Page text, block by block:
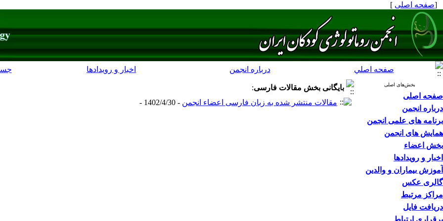
[صفحه اصلی ]
صفحه اصلي درباره انجمن اخبار و رویدادها
بخش‌های اصلی
صفحه اصلی
درباره انجمن
برنامه های علمی انجمن
همایش های انجمن
بخش اعضاء
اخبار و رویدادها
آموزش بیماران و والدین
گالری عکس
مراکز مرتبط
دریافت فایل
برقراری ارتباط
بایگانی بخش مقالات فارسی:
مقالات منتشر شده به زبان فارسی اعضاء انجمن - 1402/4/30 -